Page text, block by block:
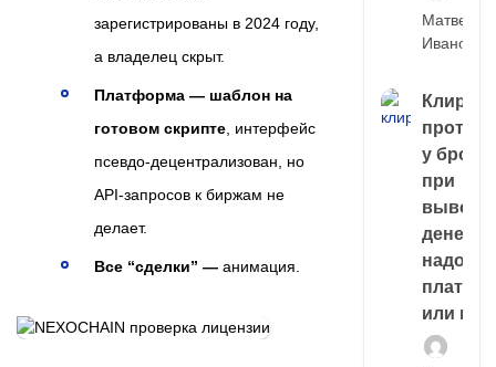
зарегистрированы в 2024 году,
а владелец скрыт.
Платформа — шаблон на
готовом скрипте , интерфейс
псевдо-децентрализован, но
API-запросов к биржам не
делает.
Все “сделки” — анимация.
Матвей
Иванов
Клиринг
у
при
выводе
денег,
надо
платить
или